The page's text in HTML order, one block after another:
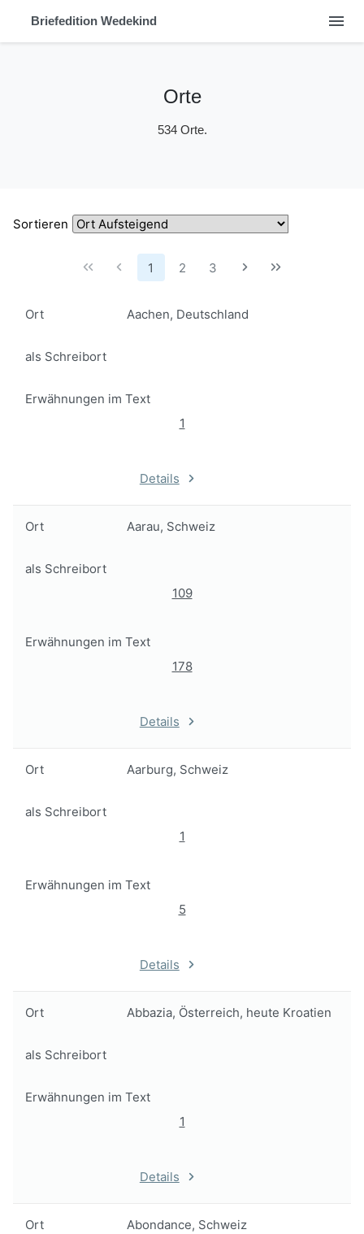
Briefedition Wedekind menu
Orte
534 Orte.
Sortieren
1 2 3
Ort Aachen, Deutschland
als Schreibort
Erwähnungen im Text
1
Details
Ort Aarau, Schweiz
als Schreibort
109
Erwähnungen im Text
178
Details
Ort Aarburg, Schweiz
als Schreibort
1
Erwähnungen im Text
5
Details
Ort Abbazia, Österreich, heute Kroatien
als Schreibort
Erwähnungen im Text
1
Details
Ort Abondance, Schweiz